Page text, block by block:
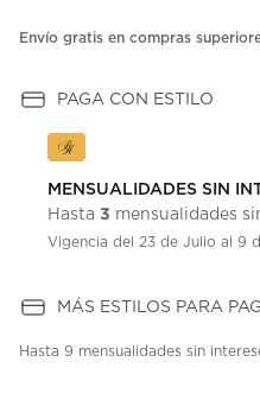
Envío gratis en compras
PAGA CON ESTILO
MENSUALIDADES SIN
Hasta 3 mensualidades
Vigencia del 23 de Julio al 9
MÁS ESTILOS PARA
Hasta 9 mensualidades sin